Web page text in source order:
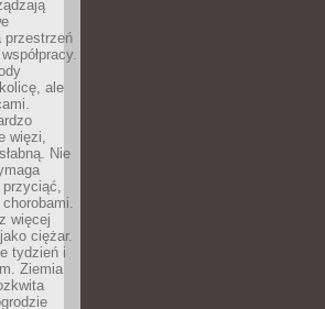
przestrzeń
ale
więzi,
Nie
przyciąć,
więcej
ciężar.
tydzień i
Ziemia